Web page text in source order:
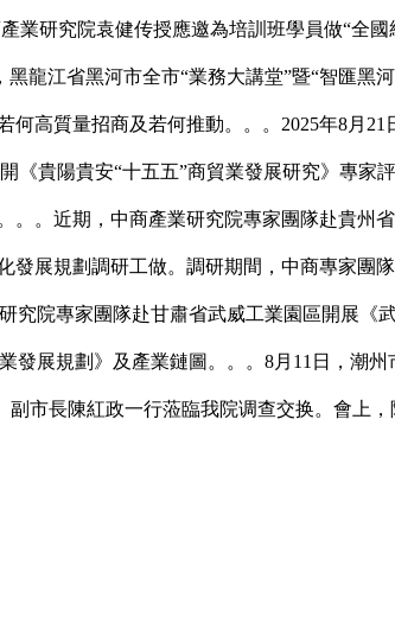
研究院袁健传授應邀為培訓班學員做“全
龍江省黑河市全市“業務大講堂”暨“智匯黑
高質量招商及若何推動。。。2025年8月
《貴陽貴安“十五五”商貿業發展研究》專家
。近期，中商產業研究院專家團隊赴貴
發展規劃調研工做。調研期間，中商專家團
院專家團隊赴甘肅省武威工業園區開展《
展規劃》及產業鏈圖。。。8月11日，潮
市長陳紅政一行蒞臨我院调查交换。會上，